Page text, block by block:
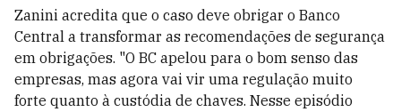
Zanini acredita que o caso deve obrigar o Banco
Central a transformar as recomendações de segurança
em obrigações. "O BC apelou para o bom senso das
empresas, mas agora vai vir uma regulação muito
forte quanto à custódia de chaves. Nesse episódio